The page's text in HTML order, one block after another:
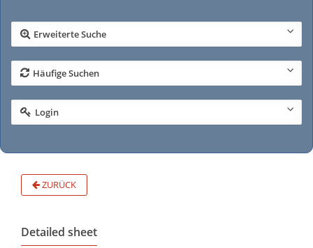
Erweiterte Suche
Häufige Suchen
Login
ZURÜCK
Detailed sheet